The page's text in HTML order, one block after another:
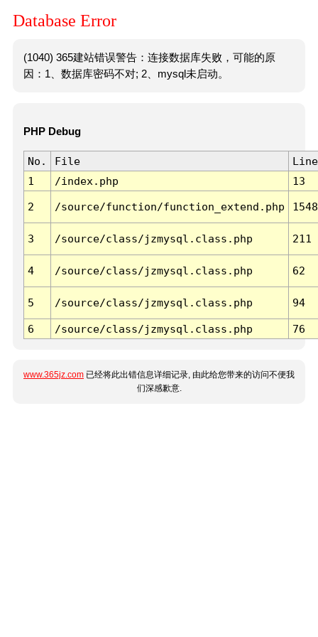
Database Error
(1040) 365建站错误警告：连接数据库失败，可能的原
因：1、数据库密码不对; 2、mysql未启动。
PHP Debug
No. File
Line
1
/index.php 13
2 /source/function/function_extend.php 1548
3 /source/class/jzmysql.class.php 211
4 /source/class/jzmysql.class.php 62
5 /source/class/jzmysql.class.php 94
6 /source/class/jzmysql.class.php 76
www.365jz.com 已经将此出错信息详细记录, 由此给您带来的访问不便我
们深感歉意.